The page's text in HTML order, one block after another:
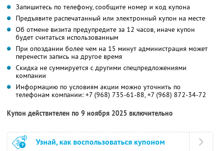
Запишитесь по телефону, сообщите номер и код купона
Предъявите распечатанный или электронный купон на месте
Об отмене визита предупредите за 12 часов, иначе купон
будет считаться использованным
При опоздании более чем на 15 минут администрация может
перенести запись на другое время
Скидка не суммируется с другими спецпредложениями
компании
Информацию по условиям акции можно уточнить по
телефонам компании: +7 (968) 735-61-88, +7 (968) 872-34-72
Купон действителен по 9 ноября 2025 включительно
Узнай, как воспользоваться купоном